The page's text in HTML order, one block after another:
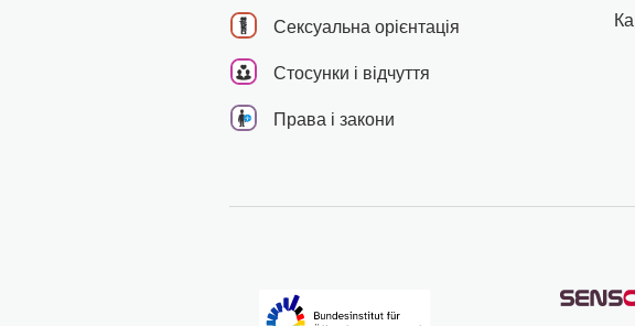
Сексуальна орієнтація
Стосунки і відчуття
Права і закони